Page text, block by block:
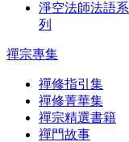
淨空法師法語系
列
禪宗專集
禪修指引集
禪修菁華集
禪宗精選書籍
禪門故事